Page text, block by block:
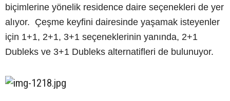
biçimlerine yönelik residence daire seçenekleri de yer
alıyor. Çeşme keyfini dairesinde yaşamak isteyenler
için 1+1, 2+1, 3+1 seçeneklerinin yanında, 2+1
Dubleks ve 3+1 Dubleks alternatifleri de bulunuyor.